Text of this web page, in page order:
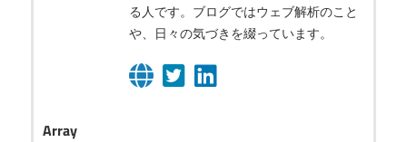
る人です。ブログではウェブ解析のこと
や、日々の気づきを綴っています。
Array